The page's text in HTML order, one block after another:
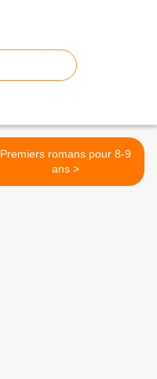
Premiers romans pour 8-9
ans >